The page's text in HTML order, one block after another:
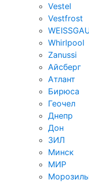
Vestel
Vestfrost
Whirlpool
Zanussi
Айсберг
Атлант
Бирюса
Геочел
Днепр
Дон
ЗИЛ
Минск
МИР